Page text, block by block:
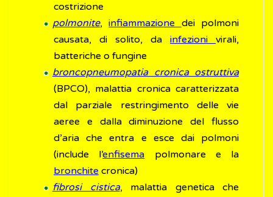
costrizione
polmonite,infiammazione dei polmoni
causata, di solito, da infezioni virali,
batteriche o fungine
broncopneumopatia cronica ostruttiva
(BPCO), malattia cronica caratterizzata
dal parziale restringimento delle vie
aeree e dalla diminuzione del flusso
d’aria che entra e esce dai polmoni
(include l’enfisema polmonare e la
bronchite cronica)
fibrosi cistica, malattia genetica che